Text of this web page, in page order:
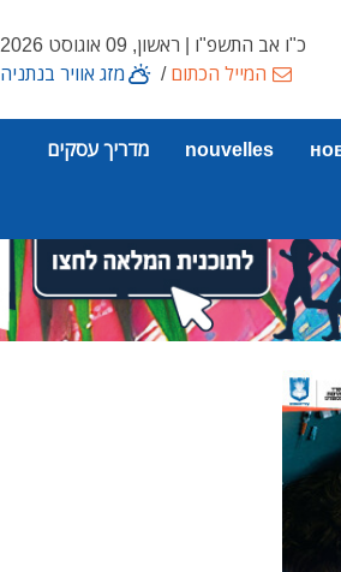
כ"ו אב התשפ"ו | ראשון, 09 אוגוסט 2026
המייל הכתום/ מזג אוויר בנתניה
nouvelles מדריך עסקים